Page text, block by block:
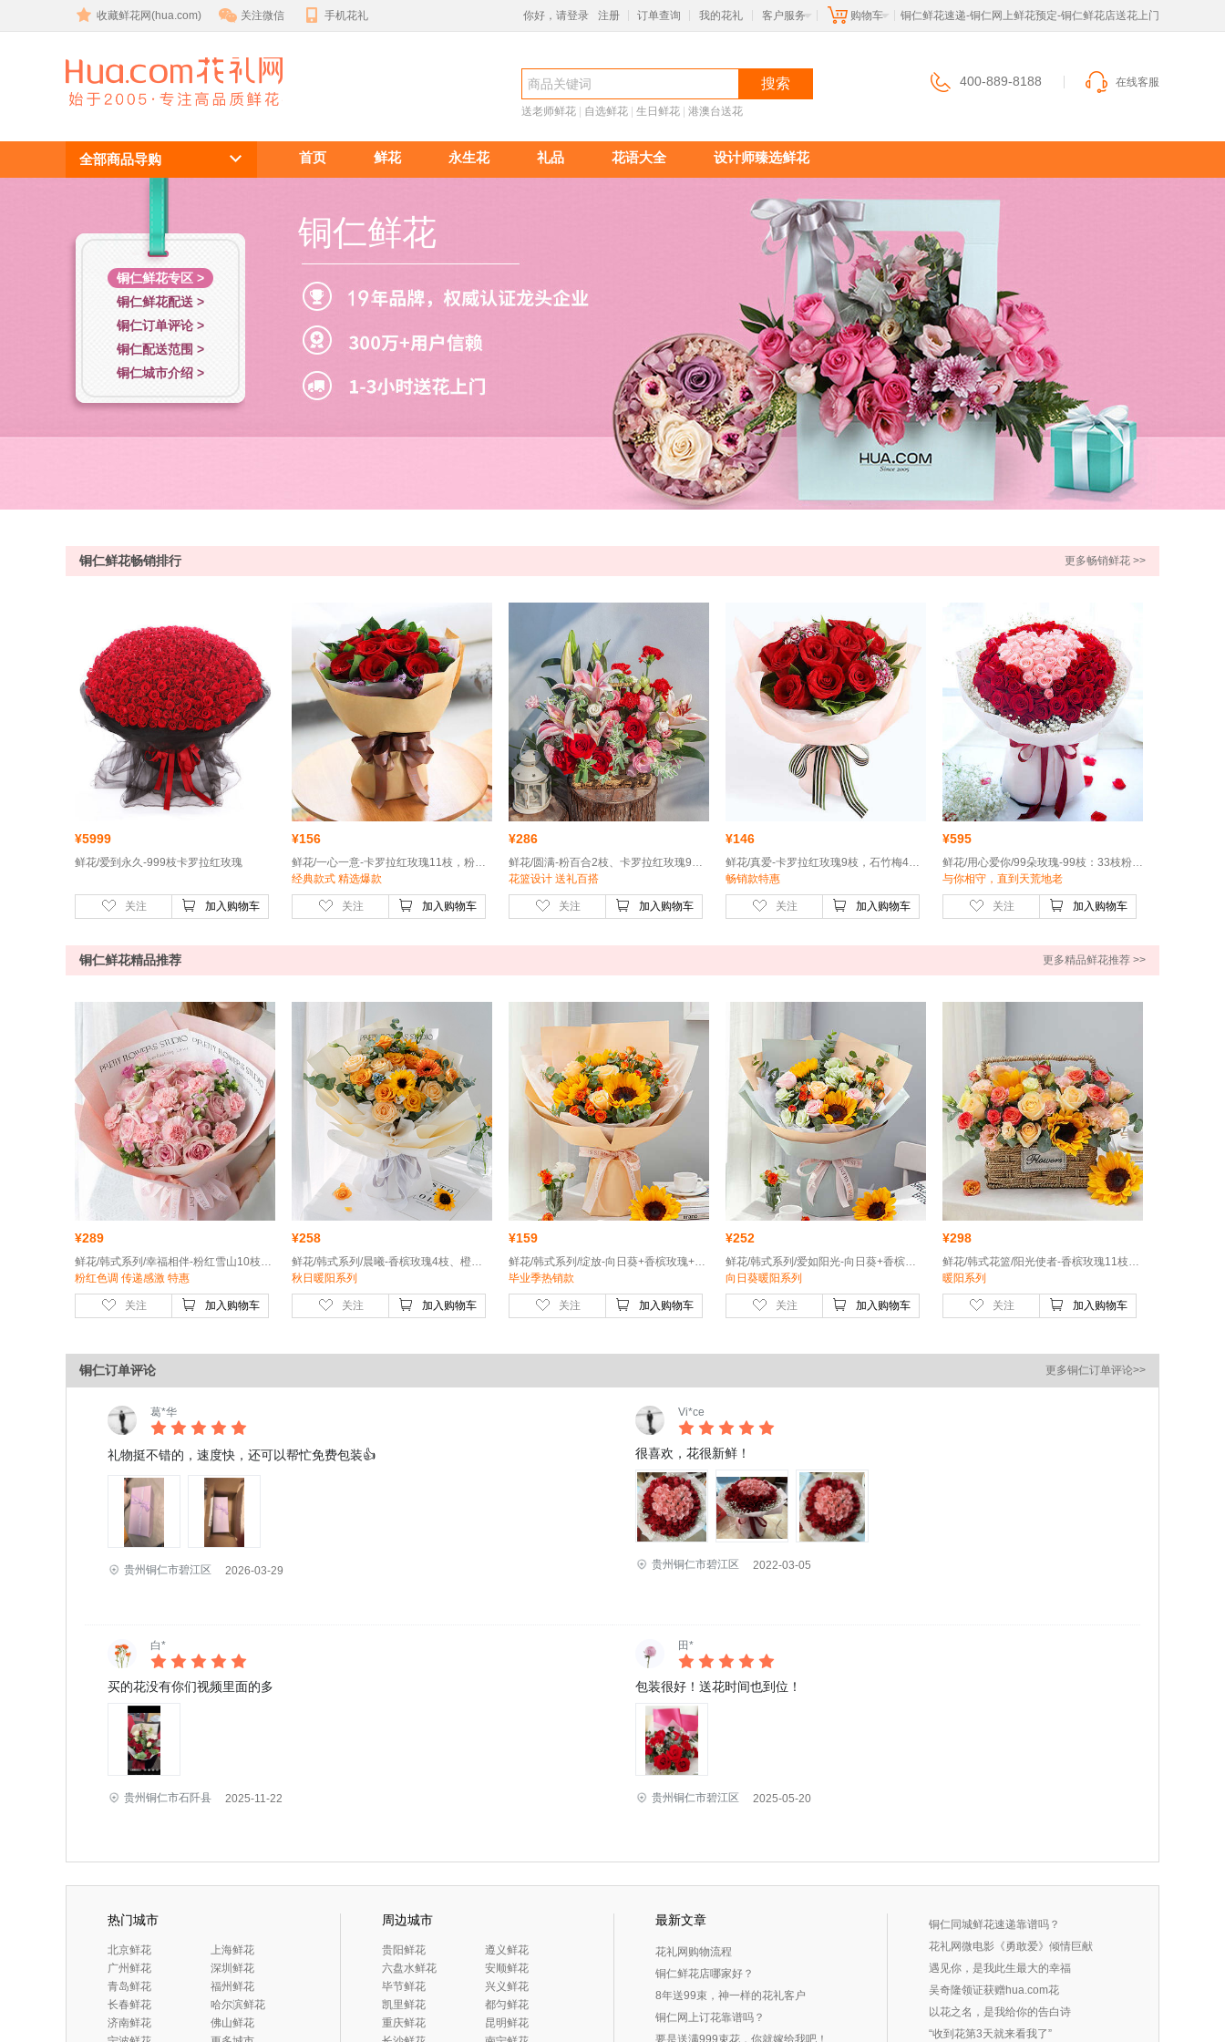
收藏鲜花网(hua.com) 关注微信 手机花礼 你好，请登录 注册 订单查询 我的花礼 客户服务 购物车 铜仁鲜花速递-铜仁网上鲜花预定-铜仁鲜花店送花上门
铜仁鲜花
搜索
送老师鲜花 自选鲜花 生日鲜花 港澳台送花
400-889-8188 在线客服
全部商品导购 首页 鲜花 永生花 礼品 花语大全 设计师臻选鲜花
铜仁鲜花专区 >
铜仁鲜花配送 >
铜仁订单评论 >
铜仁配送范围 >
铜仁城市介绍 >
铜仁鲜花
更多畅销鲜花 >>
铜仁鲜花畅销排行
¥5999
鲜花/爱到永久-999枝卡罗拉红玫瑰
关注 加入购物车
¥156
鲜花/一心一意-卡罗拉红玫瑰11枝，粉色勿忘我0.3扎
经典款式 精选爆款
关注 加入购物车
¥286
鲜花/圆满-粉百合2枝、卡罗拉红玫瑰9枝、红色康乃馨15枝
花篮设计 送礼百搭
关注 加入购物车
¥146
鲜花/真爱-卡罗拉红玫瑰9枝，石竹梅4枝，栀子叶0.5扎
畅销款特惠
关注 加入购物车
¥595
鲜花/用心爱你/99朵玫瑰-99枝：33枝粉玫瑰＋66枝卡罗拉红玫瑰
与你相守，直到天荒地老
关注 加入购物车
更多精品鲜花推荐 >>
铜仁鲜花精品推荐
¥289
鲜花/韩式系列/幸福相伴-粉红雪山10枝，粉康乃馨9枝，粉色大绣球1枝，粉色风铃花5朵
粉红色调 传递感激 特惠
关注 加入购物车
¥258
鲜花/韩式系列/晨曦-香槟玫瑰4枝、橙色辉煌玫瑰7枝、迷你向日葵2枝
秋日暖阳系列
关注 加入购物车
¥159
鲜花/韩式系列/绽放-向日葵+香槟玫瑰+多头玫瑰
毕业季热销款
关注 加入购物车
¥252
鲜花/韩式系列/爱如阳光-向日葵+香槟玫瑰+多头玫瑰
向日葵暖阳系列
关注 加入购物车
¥298
鲜花/韩式花篮/阳光使者-香槟玫瑰11枝、向日葵2枝、香槟色洋桔梗3枝、橙色多头玫瑰2枝、尤加利叶5枝
暖阳系列
关注 加入购物车
更多铜仁订单评论>>
铜仁订单评论
葛*华
礼物挺不错的，速度快，还可以帮忙免费包装👍
贵州铜仁市碧江区 2026-03-29
Vi*ce
很喜欢，花很新鲜！
贵州铜仁市碧江区 2022-03-05
白*
买的花没有你们视频里面的多
贵州铜仁市石阡县 2025-11-22
田*
包装很好！送花时间也到位！
贵州铜仁市碧江区 2025-05-20
热门城市
北京鲜花
上海鲜花
广州鲜花
深圳鲜花
青岛鲜花
福州鲜花
长春鲜花
哈尔滨鲜花
济南鲜花
佛山鲜花
周边城市
贵阳鲜花
遵义鲜花
六盘水鲜花
安顺鲜花
毕节鲜花
兴义鲜花
凯里鲜花
都匀鲜花
重庆鲜花
昆明鲜花
最新文章
花礼网购物流程
铜仁鲜花店哪家好？
8年送99束，神一样的花礼客户
铜仁网上订花靠谱吗？
要是送满999束花，你就嫁给我吧！
铜仁同城鲜花速递靠谱吗？
花礼网微电影《勇敢爱》倾情巨献
遇见你，是我此生最大的幸福
吴奇隆领证获赠hua.com花
以花之名，是我给你的告白诗
“收到花第3天就来看我了”